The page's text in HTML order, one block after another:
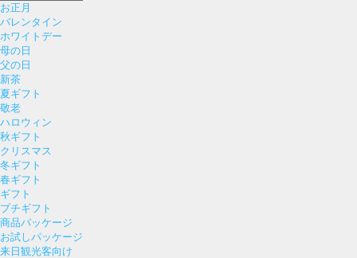
お正月
バレンタイン
ホワイトデー
母の日
父の日
新茶
夏ギフト
敬老
ハロウィン
秋ギフト
クリスマス
冬ギフト
春ギフト
ギフト
プチギフト
商品パッケージ
お試しパッケージ
来日観光客向け